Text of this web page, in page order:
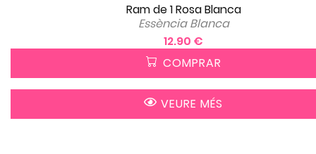
Ram de 1 Rosa Blanca
Essència Blanca
12.90 €
COMPRAR
VEURE MÉS